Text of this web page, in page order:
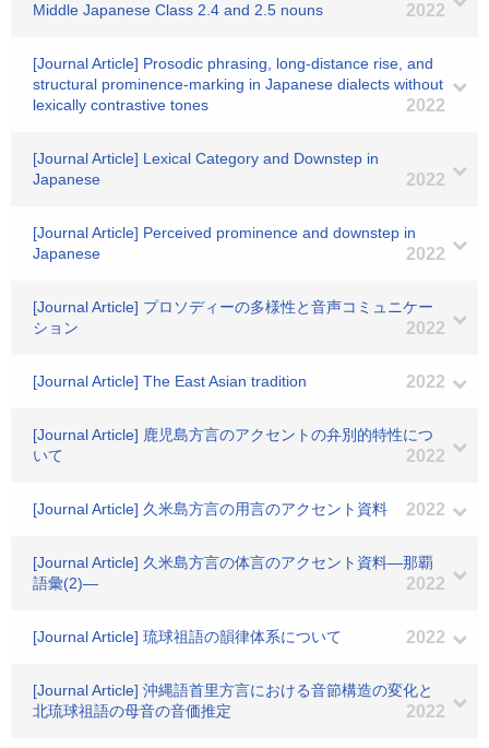
Middle Japanese Class 2.4 and 2.5 nouns
2022
[Journal Article] Prosodic phrasing, long-distance rise, and
structural prominence-marking in Japanese dialects without
lexically contrastive tones
2022
[Journal Article] Lexical Category and Downstep in
Japanese
2022
[Journal Article] Perceived prominence and downstep in
Japanese
2022
[Journal Article] プロソディーの多様性と音声コミュニケー
ション
2022
[Journal Article] The East Asian tradition 2022
[Journal Article] 鹿児島方言のアクセントの弁別的特性につ
いて
2022
[Journal Article] 久米島方言の用言のアクセント資料 2022
[Journal Article] 久米島方言の体言のアクセント資料―那覇
語彙(2)―
2022
[Journal Article] 琉球祖語の韻律体系について 2022
[Journal Article] 沖縄語首里方言における音節構造の変化と
北琉球祖語の母音の音価推定
2022